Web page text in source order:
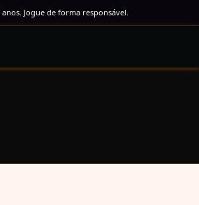
Jogue de forma responsável.